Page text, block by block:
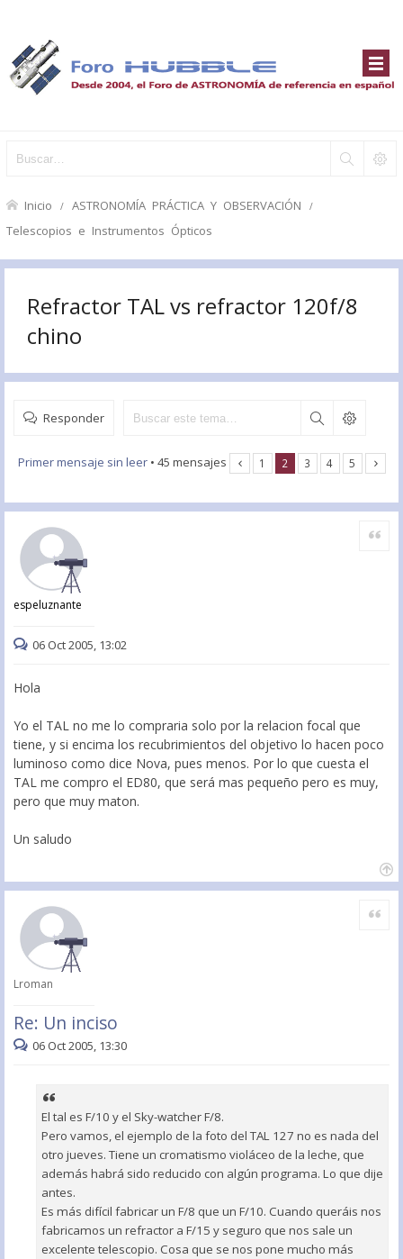
Inicio ASTRONOMÍA PRÁCTICA Y OBSERVACIÓN
Telescopios e Instrumentos Ópticos
Refractor TAL vs refractor 120f/8
chino
Responder
Primer mensaje sin leer• 45 mensajes 1 2 3 4 5
espeluznante
Citar
06 Oct 2005, 13:02
Hola
Yo el TAL no me lo compraria solo por la relacion focal que
tiene, y si encima los recubrimientos del objetivo lo hacen poco
luminoso como dice Nova, pues menos. Por lo que cuesta el
TAL me compro el ED80, que será mas pequeño pero es muy,
pero que muy maton.
Un saludo
Lroman
Re: Un inciso
Citar
06 Oct 2005, 13:30
El tal es F/10 y el Sky-watcher F/8.
Pero vamos, el ejemplo de la foto del TAL 127 no es nada del
otro jueves. Tiene un cromatismo violáceo de la leche, que
además habrá sido reducido con algún programa. Lo que dije
antes.
Es más difícil fabricar un F/8 que un F/10. Cuando queráis nos
fabricamos un refractor a F/15 y seguro que nos sale un
excelente telescopio. Cosa que se nos pone mucho más